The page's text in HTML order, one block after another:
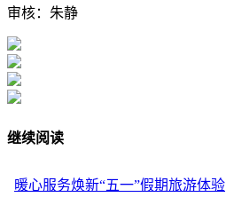
审核：朱静
继续阅读
暖心服务焕新“五一”假期旅游体验